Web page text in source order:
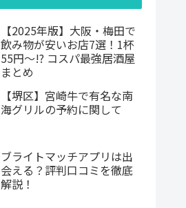
【2025年版】大阪・梅田で
飲み物が安いお店7選！1杯
55円〜!? コスパ最強居酒屋
まとめ
【堺区】宮崎牛で有名な南
海グリルの予約に関して
ブライトマッチアプリは出
会える？評判口コミを徹底
解説！